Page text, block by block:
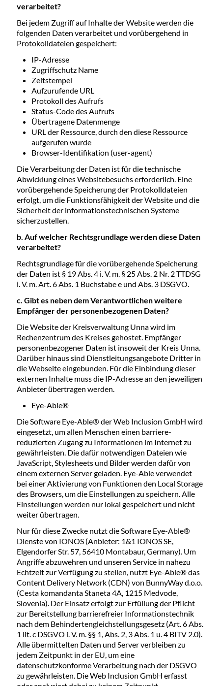
verarbeitet?
Bei jedem Zugriff auf Inhalte der Website werden die
folgenden Daten verarbeitet und vorübergehend in
Protokolldateien gespeichert:
IP-Adresse
Zugriffschutz Name
Zeitstempel
Aufzurufende URL
Protokoll des Aufrufs
Status-Code des Aufrufs
Übertragene Datenmenge
URL der Ressource, durch den diese Ressource
aufgerufen wurde
Browser-Identifikation (user-agent)
Die Verarbeitung der Daten ist für die technische
Abwicklung eines Websitebesuchs erforderlich. Eine
vorübergehende Speicherung der Protokolldateien
erfolgt, um die Funktionsfähigkeit der Website und die
Sicherheit der informationstechnischen Systeme
sicherzustellen.
b. Auf welcher Rechtsgrundlage werden diese Daten
verarbeitet?
Rechtsgrundlage für die vorübergehende Speicherung
der Daten ist § 19 Abs. 4 i. V. m. § 25 Abs. 2 Nr. 2 TTDSG
i. V. m. Art. 6 Abs. 1 Buchstabe e und Abs. 3 DSGVO.
c. Gibt es neben dem Verantwortlichen weitere
Empfänger der personenbezogenen Daten?
Die Website der Kreisverwaltung Unna wird im
Rechenzentrum des Kreises gehostet. Empfänger
personenbezogener Daten ist insoweit der Kreis Unna.
Darüber hinaus sind Dienstleitungsangebote Dritter in
die Webseite eingebunden. Für die Einbindung dieser
externen Inhalte muss die IP-Adresse an den jeweiligen
Anbieter übertragen werden.
Eye-Able®
Die Software Eye-Able® der Web Inclusion GmbH wird
eingesetzt, um allen Menschen einen barriere-
reduzierten Zugang zu Informationen im Internet zu
gewährleisten. Die dafür notwendigen Dateien wie
JavaScript, Stylesheets und Bilder werden dafür von
einem externen Server geladen. Eye-Able verwendet
bei einer Aktivierung von Funktionen den Local Storage
des Browsers, um die Einstellungen zu speichern. Alle
Einstellungen werden nur lokal gespeichert und nicht
weiter übertragen.
Nur für diese Zwecke nutzt die Software Eye-Able®
Dienste von IONOS (Anbieter: 1&1 IONOS SE,
Elgendorfer Str. 57, 56410 Montabaur, Germany). Um
Angriffe abzuwehren und unseren Service in nahezu
Echtzeit zur Verfügung zu stellen, nutzt Eye-Able® das
Content Delivery Network (CDN) von BunnyWay d.o.o.
(Cesta komandanta Staneta 4A, 1215 Medvode,
Slovenia). Der Einsatz erfolgt zur Erfüllung der Pflicht
zur Bereitstellung barrierefreier Informationstechnik
nach dem Behindertengleichstellungsgesetz (Art. 6 Abs.
1 lit. c DSGVO i. V. m. §§ 1, Abs. 2, 3 Abs. 1 u. 4 BITV 2.0).
Alle übermittelten Daten und Server verbleiben zu
jedem Zeitpunkt in der EU, um eine
datenschutzkonforme Verarbeitung nach der DSGVO
zu gewährleisten. Die Web Inclusion GmbH erfasst